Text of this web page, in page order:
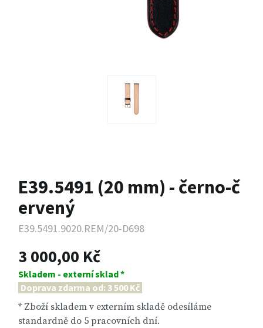
E39.5491 (20 mm) - černo-č
ervený
E39.5491.9020.REM/20-D698
3 000,00 Kč
Skladem - externí sklad *
Doprava zdarma od: 3 500 Kč
* Zboží skladem v externím skladě odesíláme
standardně do 5 pracovních dní.